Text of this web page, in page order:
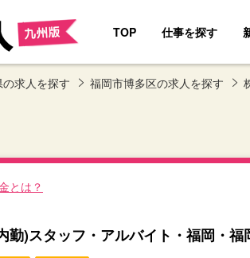
TOP 仕事を探す
求人を探す 福岡市博多区の求人を探す
とは？
)スタッフ・アルバイト・福岡・福